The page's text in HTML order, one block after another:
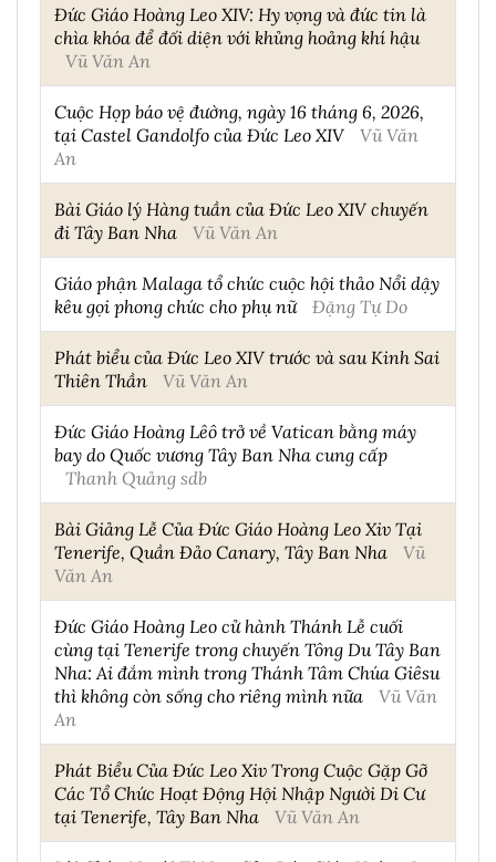
Đức Giáo Hoàng Leo XIV: Hy vọng và đức tin là
chìa khóa để đối diện với khủng hoảng khí hậu
Vũ Văn An
Cuộc Họp báo vệ đường, ngày 16 tháng 6, 2026,
tại Castel Gandolfo của Đức Leo XIV
Vũ Văn
An
Bài Giáo lý Hàng tuần của Đức Leo XIV chuyến
đi Tây Ban Nha
Vũ Văn An
Giáo phận Malaga tổ chức cuộc hội thảo Nổi dậy
kêu gọi phong chức cho phụ nữ
Đặng Tự Do
Phát biểu của Đức Leo XIV trước và sau Kinh Sai
Thiên Thần
Vũ Văn An
Đức Giáo Hoàng Lêô trở về Vatican bằng máy
bay do Quốc vương Tây Ban Nha cung cấp
Thanh Quảng sdb
Bài Giảng Lễ Của Đức Giáo Hoàng Leo Xiv Tại
Tenerife, Quần Đảo Canary, Tây Ban Nha
Vũ
Văn An
Đức Giáo Hoàng Leo cử hành Thánh Lễ cuối
cùng tại Tenerife trong chuyến Tông Du Tây Ban
Nha: Ai đắm mình trong Thánh Tâm Chúa Giêsu
thì không còn sống cho riêng mình nữa
Vũ Văn
An
Phát Biểu Của Đức Leo Xiv Trong Cuộc Gặp Gỡ
Các Tổ Chức Hoạt Động Hội Nhập Người Di Cư
tại Tenerife, Tây Ban Nha
Vũ Văn An